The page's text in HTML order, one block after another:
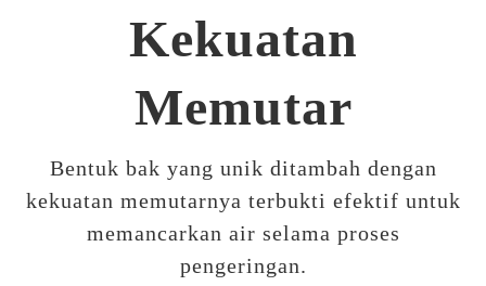
Kekuatan
Memutar
Bentuk bak yang unik ditambah dengan
kekuatan memutarnya terbukti efektif untuk
memancarkan air selama proses
pengeringan.